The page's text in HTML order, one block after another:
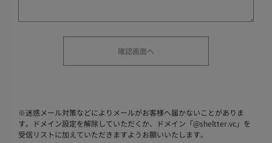
※迷惑メール対策などによりメールがお客様へ届かないことがありま
す。ドメイン設定を解除していただくか、ドメイン「@sheltter.vc」を
受信リストに加えていただきますようお願いいたします。